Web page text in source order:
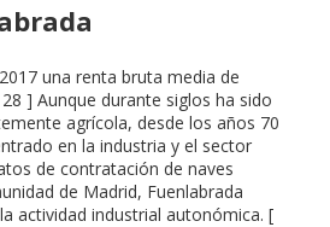
una renta bruta media de
] Aunque durante siglos ha sido
agrícola, desde los años 70
en la industria y el sector
de contratación de naves
de Madrid, Fuenlabrada
actividad industrial autonómica. [